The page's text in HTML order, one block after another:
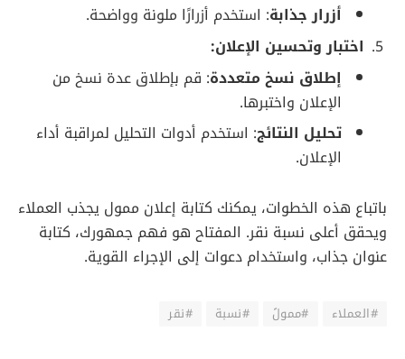
أزرار جذابة: استخدم أزرارًا ملونة وواضحة.
اختبار وتحسين الإعلان:
إطلاق نسخ متعددة: قم بإطلاق عدة نسخ من
الإعلان واختبرها.
تحليل النتائج: استخدم أدوات التحليل لمراقبة أداء
الإعلان.
باتباع هذه الخطوات، يمكنك كتابة إعلان ممول يجذب العملاء
ويحقق أعلى نسبة نقر. المفتاح هو فهم جمهورك، كتابة
عنوان جذاب، واستخدام دعوات إلى الإجراء القوية.
#العملاء #ممولً #نسبة #نقر